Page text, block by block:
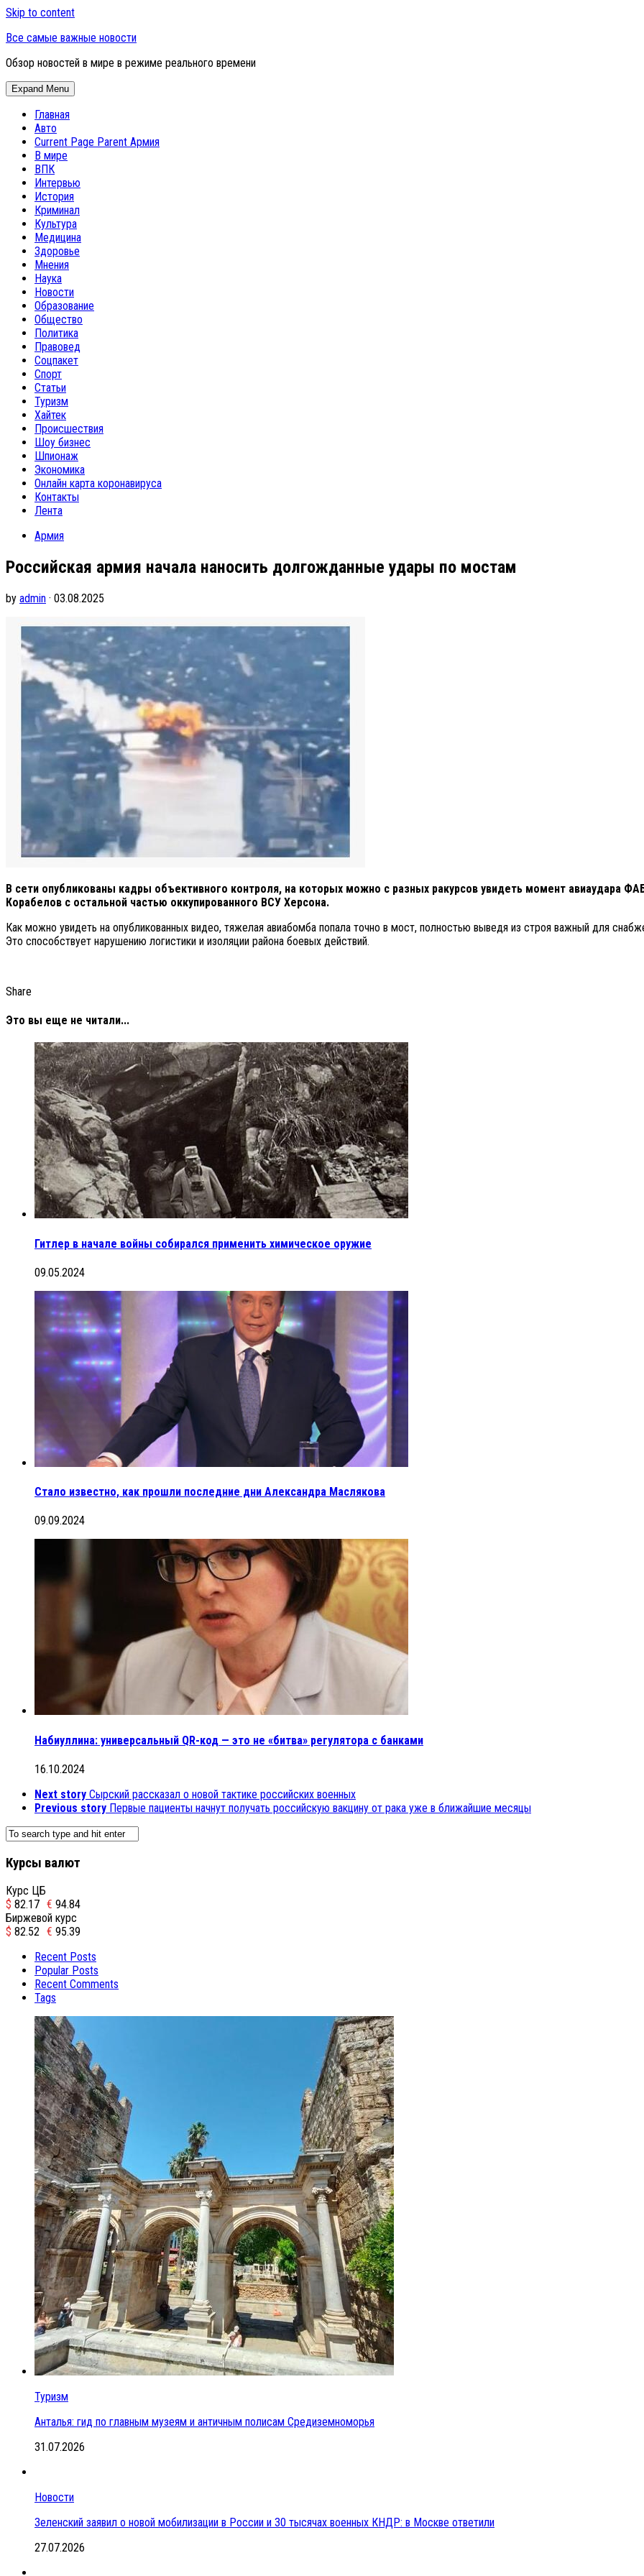
Skip to content
Все самые важные новости
Обзор новостей в мире в режиме реального времени
Expand Menu
Главная
Авто
Current Page Parent Армия
В мире
ВПК
Интервью
История
Криминал
Культура
Медицина
Здоровье
Мнения
Наука
Новости
Образование
Общество
Политика
Правовед
Соцпакет
Спорт
Статьи
Туризм
Хайтек
Происшествия
Шоу бизнес
Шпионаж
Экономика
Онлайн карта коронавируса
Контакты
Лента
Армия
Российская армия начала наносить долгожданные удары по мостам
by admin · 03.08.2025
В сети опубликованы кадры объективного контроля, на которых можно с разных ракурсов увидеть момент авиаудара
Корабелов с остальной частью оккупированного ВСУ Херсона.
Как можно увидеть на опубликованных видео, тяжелая авиабомба попала точно в мост, полностью выведя из строя важный для
Это способствует нарушению логистики и изоляции района боевых действий.
Share
Это вы еще не читали...
Гитлер в начале войны собирался применить химическое оружие
09.05.2024
Cтало известно, как прошли последние дни Александра Маслякова
09.09.2024
Набиуллина: универсальный QR-код — это не «битва» регулятора с банками
16.10.2024
Next story Сырский рассказал о новой тактике российских военных
Previous story Первые пациенты начнут получать российскую вакцину от рака уже в ближайшие месяцы
Курсы валют
Курс ЦБ
$ 82.17 € 94.84
Биржевой курс
$ 82.52 € 95.39
Recent Posts
Popular Posts
Recent Comments
Tags
Туризм
Анталья: гид по главным музеям и античным полисам Средиземноморья
31.07.2026
Новости
Зеленский заявил о новой мобилизации в России и 30 тысячах военных КНДР: в Москве ответили
27.07.2026